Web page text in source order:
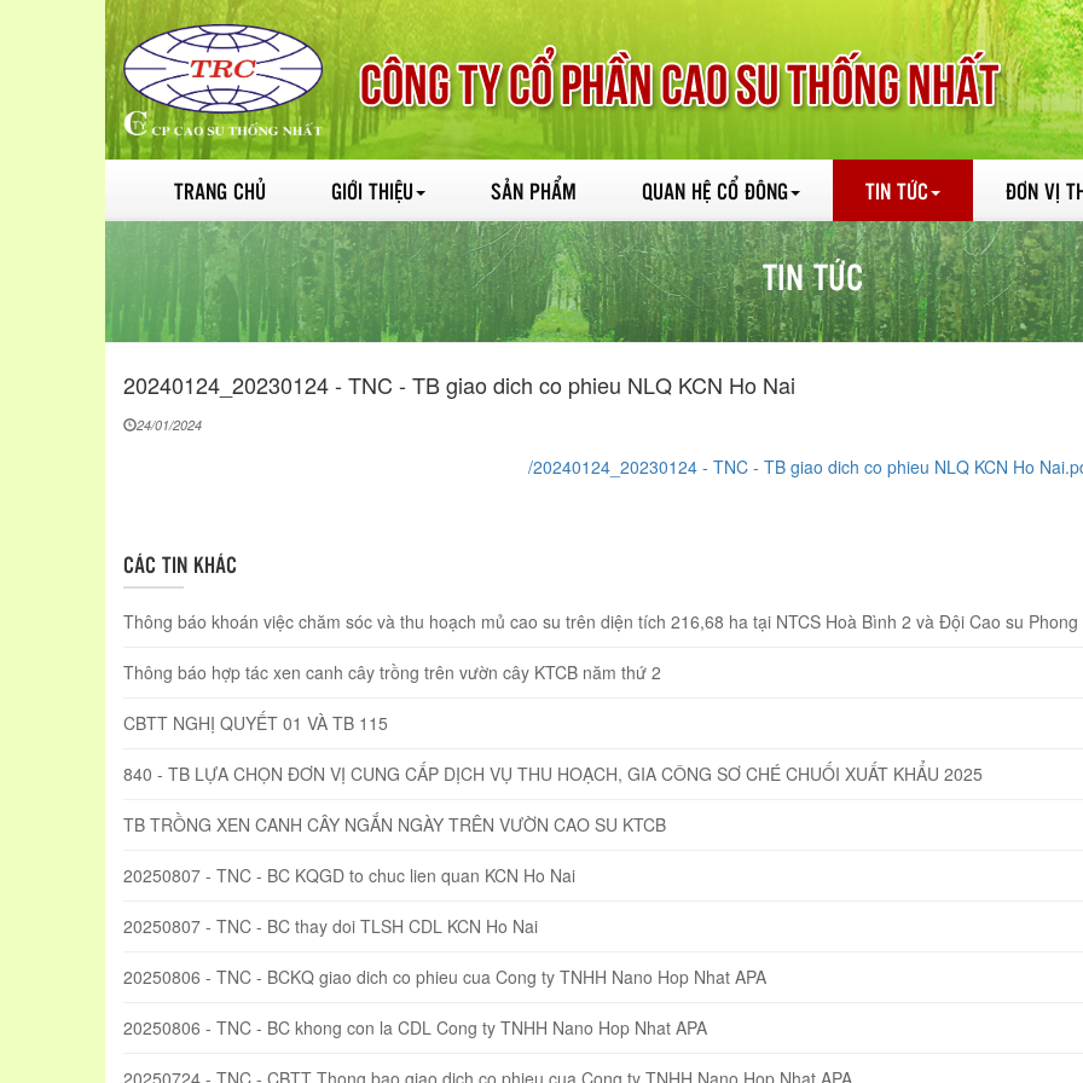
TRANG CHỦ GIỚI THIỆU SẢN PHẨM QUAN HỆ CỔ ĐÔNG TIN TỨC ĐƠN VỊ
TIN TỨC
20240124_20230124 - TNC - TB giao dich co phieu NLQ KCN Ho Nai
24/01/2024
/20240124_20230124 - TNC - TB giao dich co phieu NLQ KCN Ho
CÁC TIN KHÁC
Thông báo khoán việc chăm sóc và thu hoạch mủ cao su trên diện tích 216,68 ha tại NTCS Hoà Bình 2 và Đội Cao su Phong
Thông báo hợp tác xen canh cây trồng trên vườn cây KTCB năm thứ 2
CBTT NGHỊ QUYẾT 01 VÀ TB 115
840 - TB LỰA CHỌN ĐƠN VỊ CUNG CẤP DỊCH VỤ THU HOẠCH, GIA CÔNG SƠ CHÉ CHUỐI XUẤT KHẨU 2025
TB TRỒNG XEN CANH CÂY NGẮN NGÀY TRÊN VƯỜN CAO SU KTCB
20250807 - TNC - BC KQGD to chuc lien quan KCN Ho Nai
20250807 - TNC - BC thay doi TLSH CDL KCN Ho Nai
20250806 - TNC - BCKQ giao dich co phieu cua Cong ty TNHH Nano Hop Nhat APA
20250806 - TNC - BC khong con la CDL Cong ty TNHH Nano Hop Nhat APA